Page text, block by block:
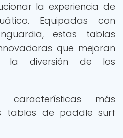
la experiencia de
Equipadas con
estas tablas
que mejoran
la diversión de los
más
tablas de paddle surf